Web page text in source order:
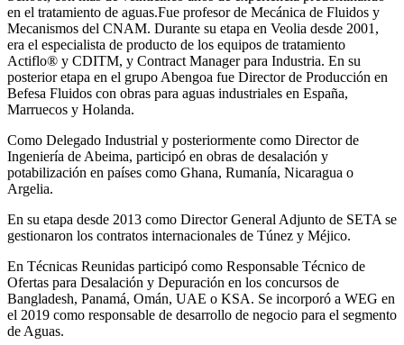
en el tratamiento de aguas.Fue profesor de Mecánica de Fluidos y
Mecanismos del CNAM. Durante su etapa en Veolia desde 2001,
era el especialista de producto de los equipos de tratamiento
Actiflo® y CDITM, y Contract Manager para Industria. En su
posterior etapa en el grupo Abengoa fue Director de Producción en
Befesa Fluidos con obras para aguas industriales en España,
Marruecos y Holanda.
Como Delegado Industrial y posteriormente como Director de
Ingeniería de Abeima, participó en obras de desalación y
potabilización en países como Ghana, Rumanía, Nicaragua o
Argelia.
En su etapa desde 2013 como Director General Adjunto de SETA se
gestionaron los contratos internacionales de Túnez y Méjico.
En Técnicas Reunidas participó como Responsable Técnico de
Ofertas para Desalación y Depuración en los concursos de
Bangladesh, Panamá, Omán, UAE o KSA. Se incorporó a WEG en
el 2019 como responsable de desarrollo de negocio para el segmento
de Aguas.